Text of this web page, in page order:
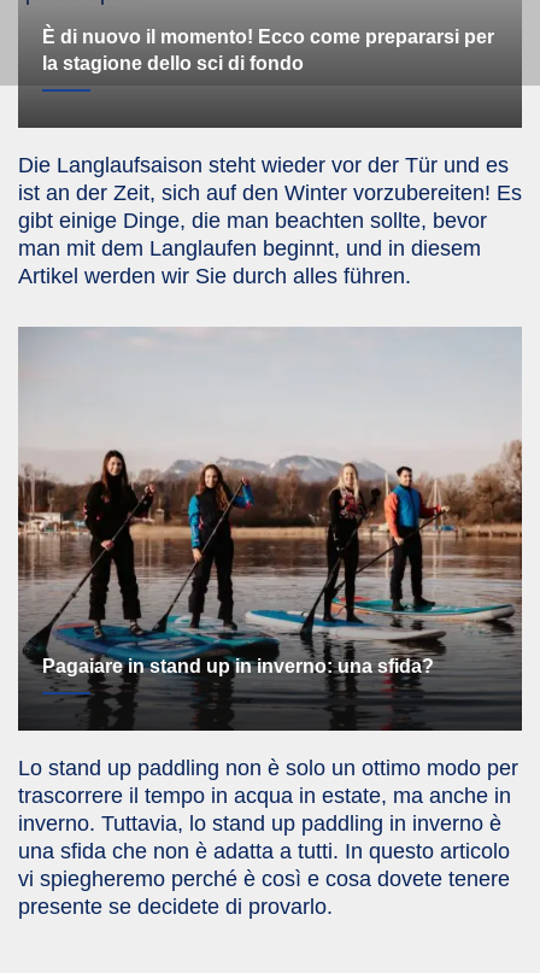
È di nuovo il momento! Ecco come prepararsi per
la stagione dello sci di fondo
Die Langlaufsaison steht wieder vor der Tür und es
ist an der Zeit, sich auf den Winter vorzubereiten! Es
gibt einige Dinge, die man beachten sollte, bevor
man mit dem Langlaufen beginnt, und in diesem
Artikel werden wir Sie durch alles führen.
Pagaiare in stand up in inverno: una sfida?
Lo stand up paddling non è solo un ottimo modo per
trascorrere il tempo in acqua in estate, ma anche in
inverno. Tuttavia, lo stand up paddling in inverno è
una sfida che non è adatta a tutti. In questo articolo
vi spiegheremo perché è così e cosa dovete tenere
presente se decidete di provarlo.